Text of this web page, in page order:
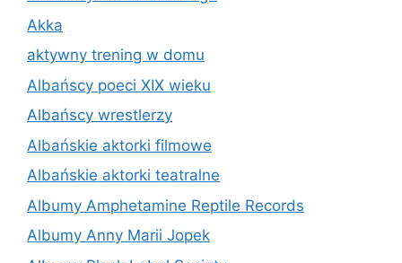
Akka
aktywny trening w domu
Albańscy poeci XIX wieku
Albańscy wrestlerzy
Albańskie aktorki filmowe
Albańskie aktorki teatralne
Albumy Amphetamine Reptile Records
Albumy Anny Marii Jopek